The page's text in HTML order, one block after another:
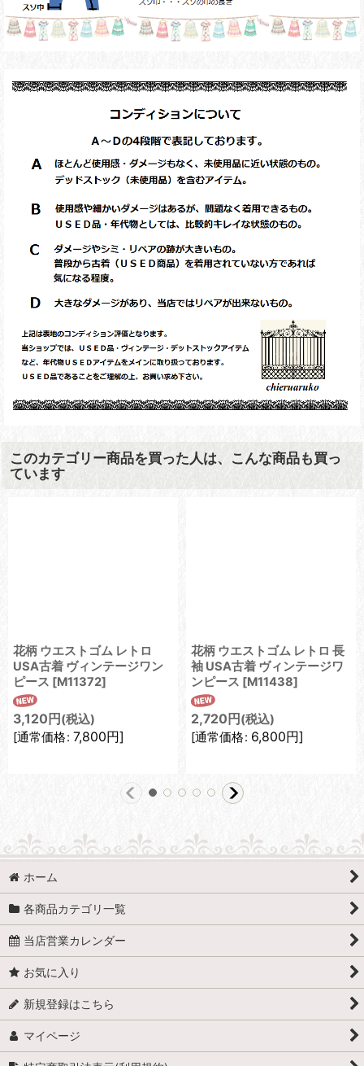
このカテゴリー商品を買った人は、こんな商品も買っ
ています
花柄 ウエストゴム レトロ
USA古着 ヴィンテージワン
ピース [M11372]
3,120 円 (税込)
[通常価格: 7,800円]
花柄 ウエストゴム レトロ 長
袖 USA古着 ヴィンテージワ
ンピース [M11438]
2,720 円 (税込)
[通常価格: 6,800円]
ホーム
各商品カテゴリ一覧
当店営業カレンダー
お気に入り
新規登録はこちら
マイページ